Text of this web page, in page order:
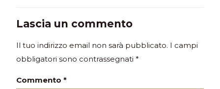
Lascia un commento
Il tuo indirizzo email non sarà pubblicato. I campi
obbligatori sono contrassegnati *
Commento *